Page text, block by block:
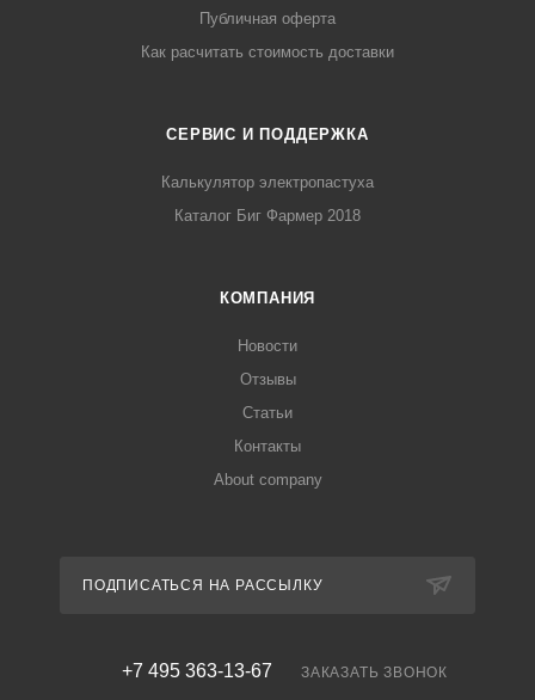
Публичная оферта
Как расчитать стоимость доставки
СЕРВИС И ПОДДЕРЖКА
Калькулятор электропастуха
Каталог Биг Фармер 2018
КОМПАНИЯ
Новости
Отзывы
Статьи
Контакты
About company
ПОДПИСАТЬСЯ НА РАССЫЛКУ
+7 495 363-13-67 ЗАКАЗАТЬ ЗВОНОК